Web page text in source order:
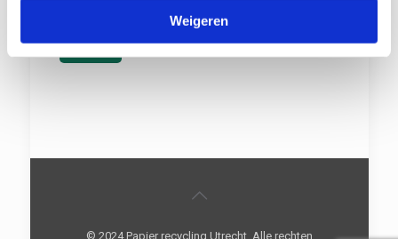
Weigeren
© 2024 Papier recycling Utrecht. Alle rechten